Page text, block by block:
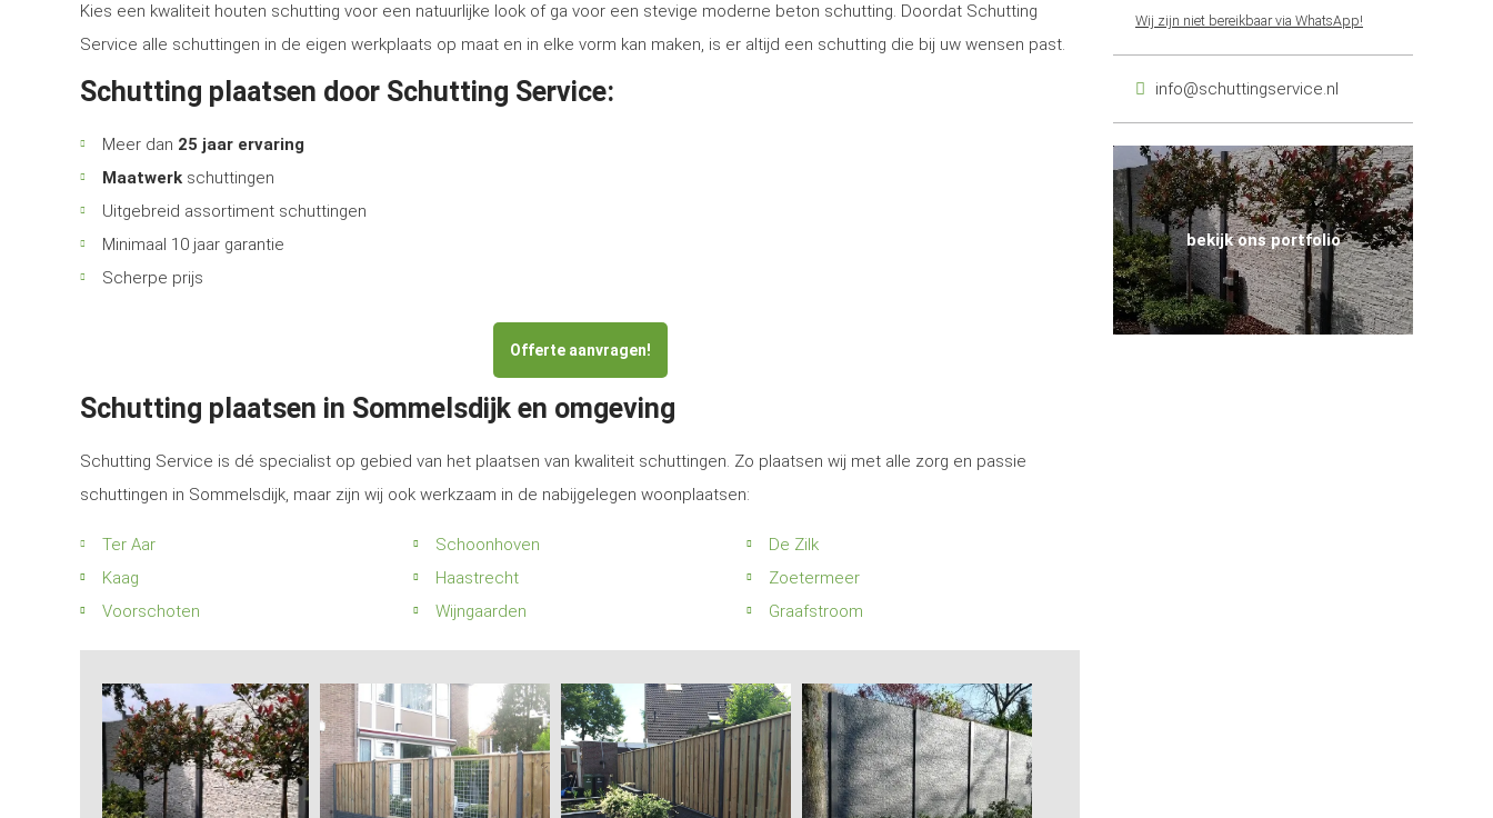
Kies een kwaliteit houten schutting voor een natuurlijke look of ga voor een stevige moderne beton schutting. Doordat Schutting
Service alle schuttingen in de eigen werkplaats op maat en in elke vorm kan maken, is er altijd een schutting die bij uw wensen past.
Schutting plaatsen door Schutting Service:
Meer dan 25 jaar ervaring
Maatwerk schuttingen
Uitgebreid assortiment schuttingen
Minimaal 10 jaar garantie
Scherpe prijs
Offerte aanvragen!
Schutting plaatsen in Sommelsdijk en omgeving
Schutting Service is dé specialist op gebied van het plaatsen van kwaliteit schuttingen. Zo plaatsen wij met alle zorg en passie
schuttingen in Sommelsdijk, maar zijn wij ook werkzaam in de nabijgelegen woonplaatsen:
Ter Aar Schoonhoven
De Zilk
Kaag
Haastrecht
Zoetermeer
Voorschoten
Wijngaarden Graafstroom
Wij zijn niet bereikbaar via WhatsApp!
info@schuttingservice.nl
bekijk ons portfolio